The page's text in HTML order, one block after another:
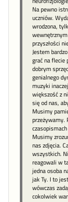
Na pewno
uczniów.
wrodzona,
przyszłości
Jestem
grać na flecie
dobrym
genialnego
muzyki
większość z
się od nas,
Musimy
przeżywamy.
Musimy
nas zdjęcia.
wszystkich.
reagowali w
jedna osoba
jak Ty. I to
wówczas
cokolwiek